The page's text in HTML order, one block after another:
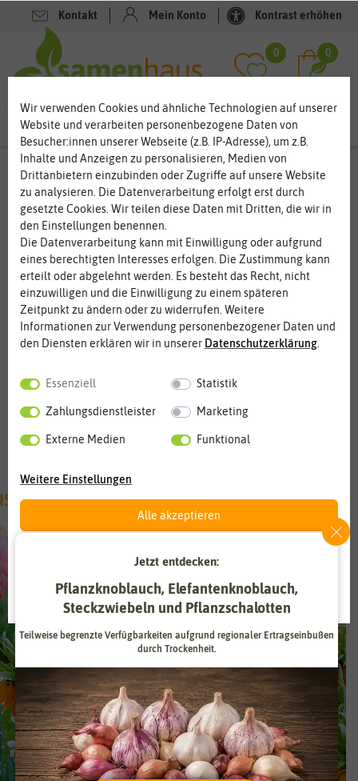
Kontakt Mein Konto Kontrast erhöhen
0 0
Lust auf mehr Gartenwissen und
Produktempfehlungen?
Dann stöbern Sie doch mal in unseren Newslettern aus
vergangener Zeit. Viele Themen sind immer wieder aktuell.
„Alte“ Newsletter gibt es bei uns nicht. In unserem
Newsletter Archiv finden Sie auch tolle
Produktempfehlungen zu Saatgut, Geschenken,
Blumenzwiebeln und vielen anderen Artikeln.
Und wenn Sie in Zukunft aktuell sein wollen, dannmelden
Zeit immer ein Stück voraus.
Wir verwenden Cookies und ähnliche Technologien auf unserer
Website und verarbeiten personenbezogene Daten von
Besucher:innen unserer Webseite (z.B. IP-Adresse), um z.B.
Inhalte und Anzeigen zu personalisieren, Medien von
Drittanbietern einzubinden oder Zugriffe auf unsere Website
zu analysieren. Die Datenverarbeitung erfolgt erst durch
gesetzte Cookies. Wir teilen diese Daten mit Dritten, die wir in
den Einstellungen benennen.
Die Datenverarbeitung kann mit Einwilligung oder aufgrund
eines berechtigten Interesses erfolgen. Die Zustimmung kann
erteilt oder abgelehnt werden. Es besteht das Recht, nicht
einzuwilligen und die Einwilligung zu einem späteren
Zeitpunkt zu ändern oder zu widerrufen. Weitere
Informationen zur Verwendung personenbezogener Daten und
den Diensten erklären wir in unserer Daten­schutz­erklärung
Essenziell Statistik
Zahlungsdienstleister Marketing
Externe Medien Funktional
Weitere Einstellungen
Alle akzeptieren
Auswahl akzeptieren
Jetzt entdecken:
Pflanzknoblauch, Elefantenknoblauch,
Steckzwiebeln und Pflanzschalotten
Teilweise begrenzte Verfügbarkeiten aufgrund regionaler Ertragseinbußen
durch Trockenheit.